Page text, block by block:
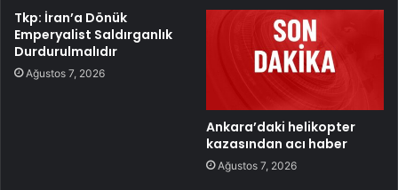
Tkp: İran’a Dönük
Emperyalist Saldırganlık
Durdurulmalıdır
Ağustos 7, 2026
Ankara’daki helikopter
kazasından acı haber
Ağustos 7, 2026